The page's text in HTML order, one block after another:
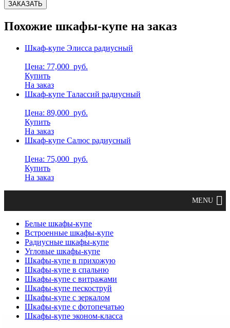
Похожие шкафы-купе на заказ
Шкаф-купе Элисса радиусный
Цена: 77,000 руб.
Купить
На заказ
Шкаф-купе Талассий радиусный
Цена: 89,000 руб.
Купить
На заказ
Шкаф-купе Салюс радиусный
Цена: 75,000 руб.
Купить
На заказ
Белые шкафы-купе
Встроенные шкафы-купе
Радиусные шкафы-купе
Угловые шкафы-купе
Шкафы-купе в прихожую
Шкафы-купе в спальню
Шкафы-купе с витражами
Шкафы-купе пескоструй
Шкафы-купе с зеркалом
Шкафы-купе с фотопечатью
Шкафы-купе эконом-класса